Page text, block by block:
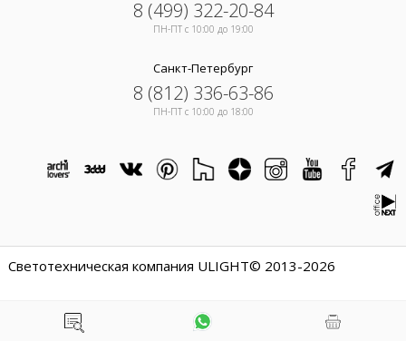
8 (499) 322-20-84
ПН-ПТ c 10:00 до 19:00
Санкт-Петербург
8 (812) 336-63-86
ПН-ПТ c 10:00 до 18:00
Светотехническая компания ULIGHT© 2013-2026